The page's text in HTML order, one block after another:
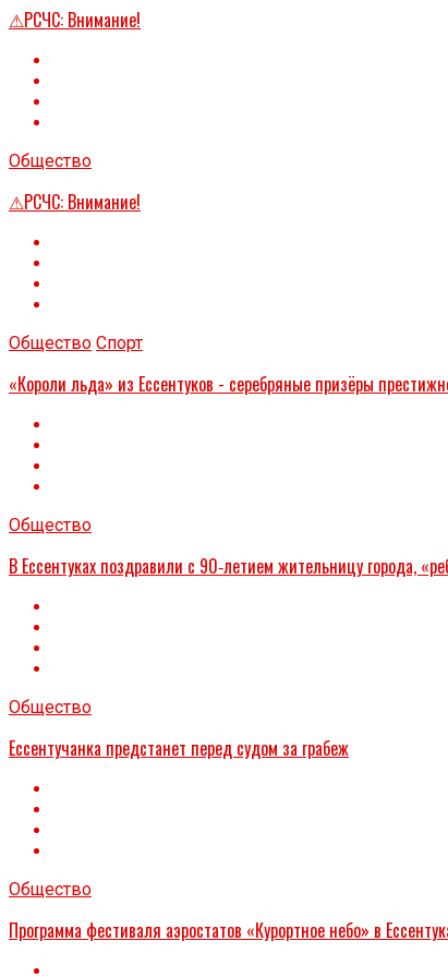
⚠РСЧС: Внимание!
Общество
⚠РСЧС: Внимание!
Общество Спорт
«Короли льда» из Ессентуков - серебряные призёры
Общество
В Ессентуках поздравили с 90‑летием жительницу города,
Общество
Ессентучанка предстанет перед судом за грабеж
Общество
Программа фестиваля аэростатов «Курортное небо» в